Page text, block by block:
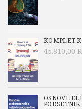
KOMPLET
45.810,00
OSNOVE